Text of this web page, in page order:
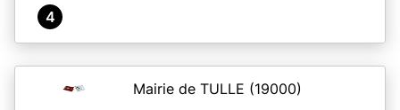
4
Mairie de TULLE (19000)